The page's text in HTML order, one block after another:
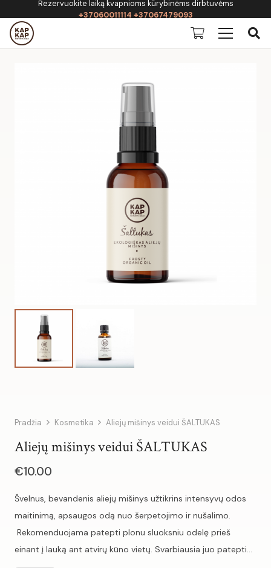
Rezervuokite laiką kvapnioms kūrybinėms dirbtuvėms
+37060011114 +37067479093
Pradžia Kosmetika Aliejų mišinys veidui ŠALTUKAS
Aliejų mišinys veidui ŠALTUKAS
€10.00
Švelnus, bevandenis aliejų mišinys užtikrins intensyvų odos
maitinimą, apsaugos odą nuo šerpetojimo ir nušalimo.
Rekomenduojama patepti plonu sluoksniu odelę prieš
einant į lauką ant atvirų kūno vietų. Svarbiausia juo patepti…